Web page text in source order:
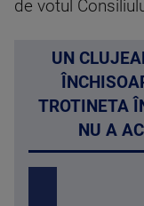
de votul
UN
TROTINETA
NU A